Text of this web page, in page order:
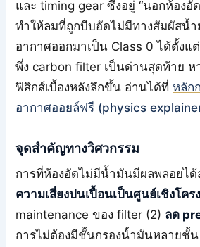
และ timing gear ซึ่งอยู่ “นอกห้องอั
ทำให้ลมที่ถูกบีบอัดไม่มีทางสัมผัสน้
อากาศออกมาเป็น Class 0 ได้ตั้งแ
พึ่ง carbon filter เป็นด่านสุดท้าย ห
ฟิสิกส์เบื้องหลังลึกขึ้น อ่านได้ที่ หลัก
อากาศออยล์ฟรี (physics
จุดสำคัญทางวิศวกรรม
การที่ห้องอัดไม่มีน้ำมันมีผลพลอยไ
ความเสี่ยงปนเปื้อนเป็นศูนย์เชิงโคร
maintenance ของ filter (2) ลด
การไม่ต้องมีชั้นกรองน้ำมันหลายชั้